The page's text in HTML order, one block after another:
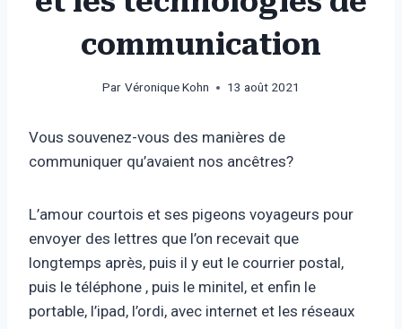
communication
Par Véronique Kohn 13 août 2021
Vous souvenez-vous des manières de
communiquer qu’avaient nos ancêtres?
L’amour courtois et ses pigeons voyageurs pour
envoyer des lettres que l’on recevait que
longtemps après, puis il y eut le courrier postal,
puis le téléphone , puis le minitel, et enfin le
portable, l’ipad, l’ordi, avec internet et les réseaux